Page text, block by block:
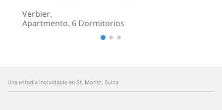
Verbier.
Apartmento. 6 Dormitorios
Una estadía inolvidable en St. Moritz, Suiza